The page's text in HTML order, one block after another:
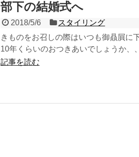
部下の結婚式へ
2018/5/6
スタイリング
きものをお召しの際はいつも御贔屓に
10年くらいのおつきあいでしょうか、
記事を読む